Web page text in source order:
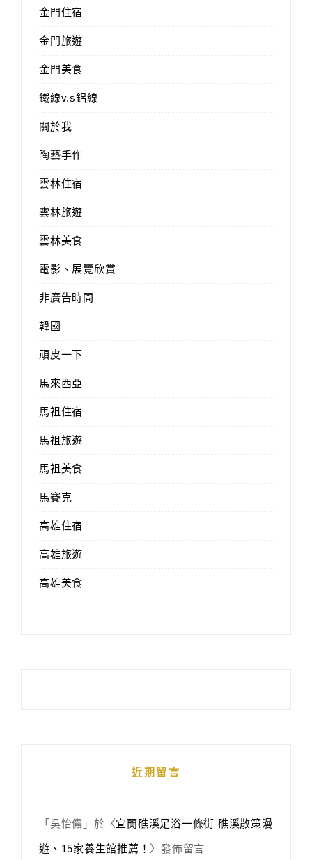
金門住宿
金門旅遊
金門美食
鐵線v.s鋁線
關於我
陶藝手作
雲林住宿
雲林旅遊
雲林美食
電影、展覽欣賞
非廣告時間
韓國
頑皮一下
馬來西亞
馬祖住宿
馬祖旅遊
馬祖美食
馬賽克
高雄住宿
高雄旅遊
高雄美食
近期留言
「 吳怡儂 」於〈宜蘭礁溪足浴一條街 礁溪散策漫
遊、15家養生館推薦！ 〉發佈留言